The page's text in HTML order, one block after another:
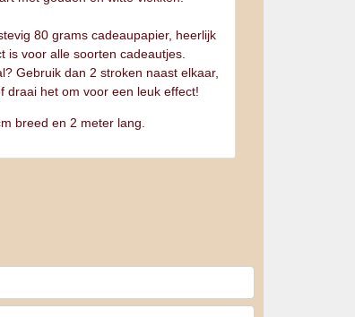
80 grams cadeaupapier, heerlijk
is voor alle soorten cadeautjes.
Gebruik dan 2 stroken naast elkaar,
draai het om voor een leuk effect!
breed en 2 meter lang.